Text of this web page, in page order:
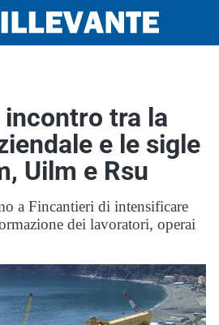
tra la
e le sigle
Uilm e Rsu
a Fincantieri di intensificare
dei lavoratori, operai